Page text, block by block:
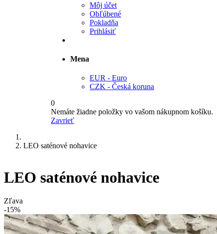
Môj účet
Obľúbené
Pokladňa
Prihlásiť
Mena
EUR - Euro
CZK - Česká koruna
0
Nemáte žiadne položky vo vašom nákupnom košíku.
Zavrieť
LEO saténové nohavice
LEO saténové nohavice
Zľava
-15%